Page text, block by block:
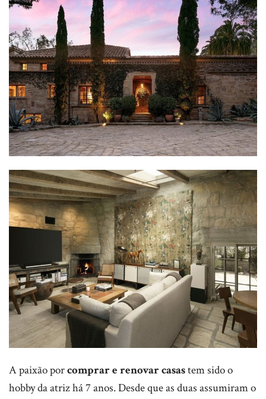
A paixão porcomprar e renovar casastem sido o
hobby da atriz há 7 anos. Desde que as duas assumiram o